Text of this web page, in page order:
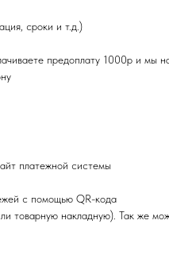
сроки и т.д.)
предоплату 1000р и мы
платежной системы
с помощью QR-кода
товарную накладную). Так же